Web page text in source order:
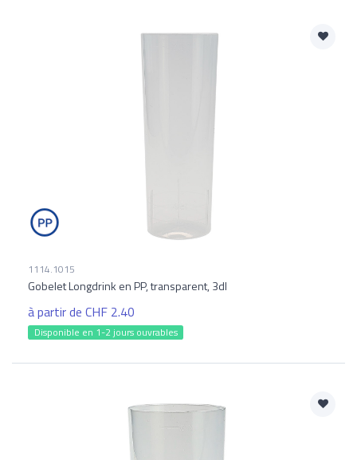
1114.1015
Gobelet Longdrink en PP, transparent, 3dl
à partir de CHF 2.40
Disponible en 1-2 jours ouvrables